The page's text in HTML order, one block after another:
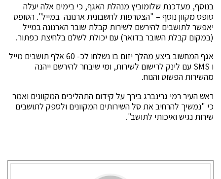
בנוסף, מעדכנת שלומוביץ מנהלת האגף, כי בימים אלה יעלה
טופס מקוון נוסף – "הצטרפות לחשבונית ארנונה במייל". הטופס
יאפשר לתושבים להירשם לשירות קבלת שובר הארנונה במייל
(במקום קבלת השובר בדואר) עם יכולת לשלם בלחיצת כפתור.
אגף המחשוב ביצע מהלך יזום בו נשלחו לכ- 60 אלף תושבים מייל
ו SMS עם לינק לרישום לשירות, ומי שיבחר להירשם ייהנה
מהשירות הפשוט והנוח.
ראש העיר רמי גרינברג בירך על קידום התהליכים המקוונים ואמר
כי "נמשיך להרחיב את סל השירותים המקוונים ולספק לתושבים
שירות נגיש ואיכותי לתושב".